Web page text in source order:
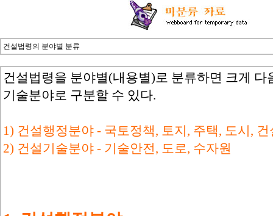
건설법령의 분야별 분류
건설법령을 분야별(내용별)로 분류하면 크게
기술분야로 구분할 수 있다.
1) 건설행정분야 - 국토정책, 토지, 주택, 도시,
2) 건설기술분야 - 기술안전, 도로, 수자원